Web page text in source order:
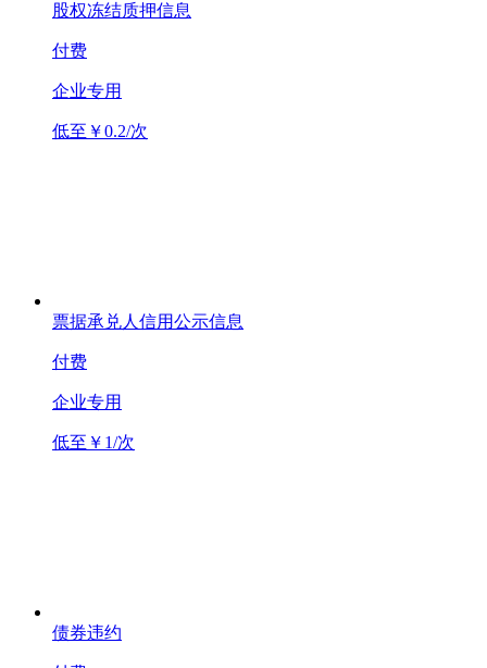
股权冻结质押信息
付费
企业专用
低至￥0.2/次
票据承兑人信用公示信息
付费
企业专用
低至￥1/次
债券违约